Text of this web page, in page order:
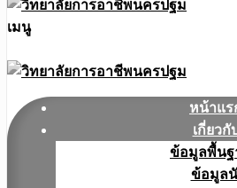
เมนู
หน้าแร
เกี่ยวกั
ข้อมูลพื้นฐ
ข้อมูลนั